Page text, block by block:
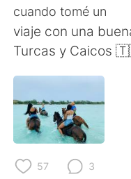
Français
English
繁體中文
cuando tomé un
viaje con una
Turcas y Caicos
57 3